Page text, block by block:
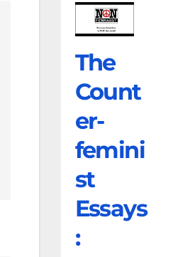
The
Count
er­
femini
st
Essays
: